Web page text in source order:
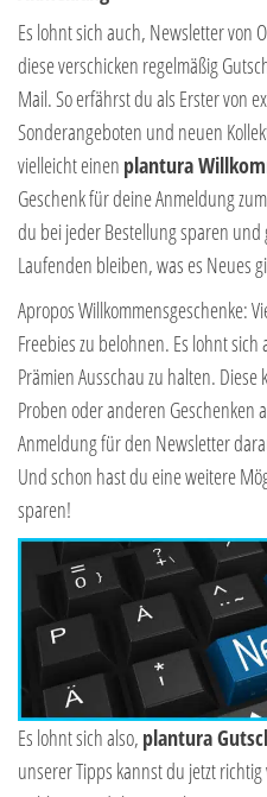
Es lohnt sich auch, Newsletter von
diese verschicken regelmäßig
Mail. So erfährst du als Erster von
Sonderangeboten und neuen
vielleicht einen plantura
Geschenk für deine Anmeldung
du bei jeder Bestellung sparen
Laufenden bleiben, was es Neues
Apropos Willkommensgeschenke:
Freebies zu belohnen. Es lohnt
Prämien Ausschau zu halten.
Proben oder anderen Geschenken
Anmeldung für den Newsletter
Und schon hast du eine weitere
sparen!
Es lohnt sich also, plantura
unserer Tipps kannst du jetzt